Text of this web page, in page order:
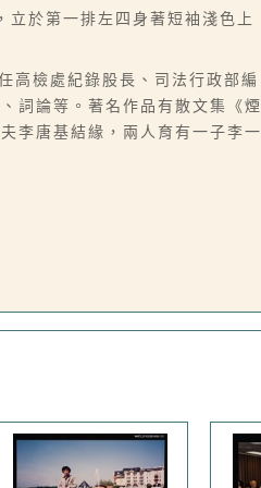
立於第一排左四身著短袖淺色上
高檢處紀錄股長、司法行政部編
詞論等。著名作品有散文集《煙
李唐基結緣，兩人育有一子李一